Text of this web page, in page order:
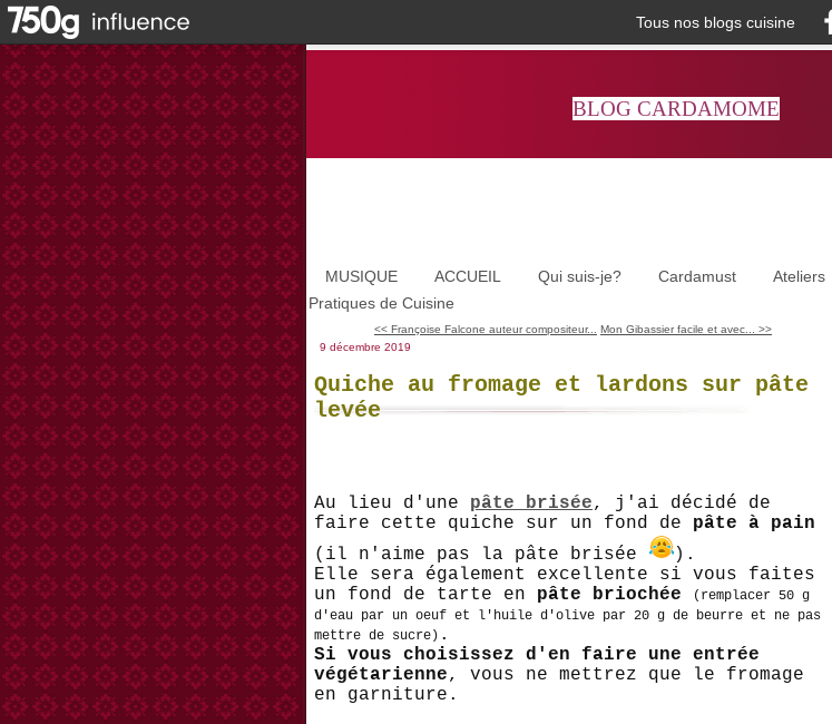
Tous nos blogs cuisine
BLOG CARDAMOME
MUSIQUE ACCUEIL Qui suis-je? Cardamust
Ateliers
Pratiques de Cuisine
<< Françoise Falcone auteur compositeur...
Mon Gibassier facile et avec... >>
9 décembre 2019
Quiche au fromage et lardons sur pâte
levée
Au lieu d'une pâte brisée, j'ai décidé de
faire cette quiche sur un fond de pâte à pain
(il n'aime pas la pâte brisée
).
Elle sera également excellente si vous faites
un fond de tarte en pâte briochée
(remplacer 50 g
d'eau par un oeuf et l'huile d'olive par 20 g de beurre et ne pas
mettre de sucre) .
Si vous choisissez d'en faire une entrée
végétarienne, vous ne mettrez que le fromage
en garniture.